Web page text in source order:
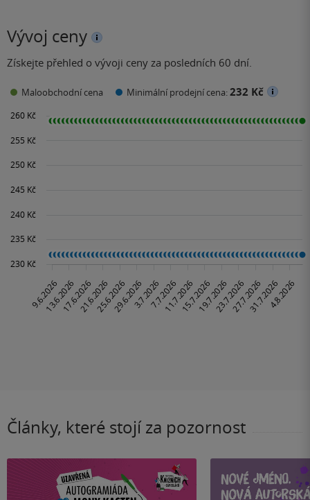
Vývoj ceny
Získejte přehled o vývoji ceny za posledních 60 dní.
Maloobchodní cena Minimální prodejní cena:232 Kč
Články, které stojí za pozornost